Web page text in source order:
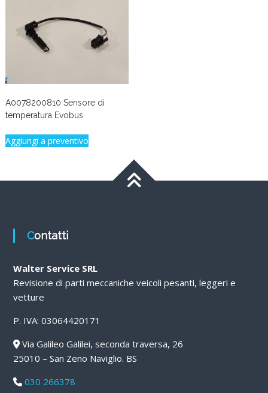
A0078200810 Sensore di
temperatura Evobus
Aggiungi a preventivo
Contatti
Walter Service SRL
Revisione di parti meccaniche veicoli pesanti, leggeri e
vetture
P. IVA: 03064420171
Via Galileo Galilei, seconda traversa, 26
25010 – San Zeno Naviglio. BS
030 266378